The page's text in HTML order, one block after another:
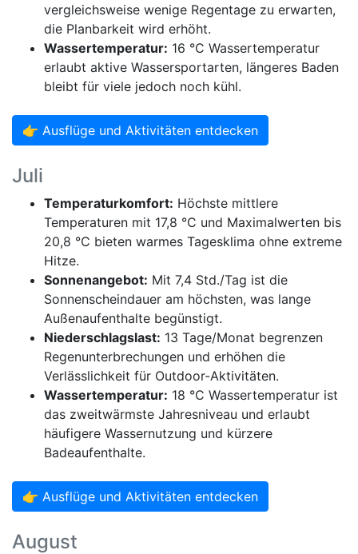
vergleichsweise wenige Regentage zu erwarten,
die Planbarkeit wird erhöht.
Wassertemperatur: 16 °C Wassertemperatur
erlaubt aktive Wassersportarten, längeres Baden
bleibt für viele jedoch noch kühl.
👉 Ausflüge und Aktivitäten entdecken
Juli
Temperaturkomfort: Höchste mittlere
Temperaturen mit 17,8 °C und Maximalwerten bis
20,8 °C bieten warmes Tagesklima ohne extreme
Hitze.
Sonnenangebot: Mit 7,4 Std./Tag ist die
Sonnenscheindauer am höchsten, was lange
Außenaufenthalte begünstigt.
Niederschlagslast: 13 Tage/Monat begrenzen
Regenunterbrechungen und erhöhen die
Verlässlichkeit für Outdoor-Aktivitäten.
Wassertemperatur: 18 °C Wassertemperatur ist
das zweitwärmste Jahresniveau und erlaubt
häufigere Wassernutzung und kürzere
Badeaufenthalte.
👉 Ausflüge und Aktivitäten entdecken
August